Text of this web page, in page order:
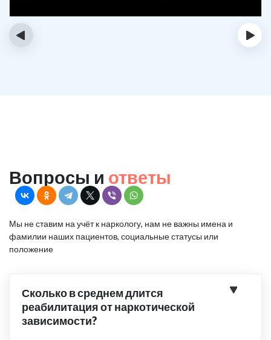
‹ ›
Вопросы и ответы
Мы не ставим на учёт к наркологу, нам не важны имена и
фамилии наших пациентов, социальные статусы или
положение
Сколько в среднем длится
реабилитация от наркотической
зависимости?